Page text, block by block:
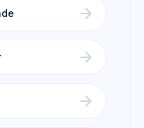
arrow_forward
arrow_forward
arrow_forward